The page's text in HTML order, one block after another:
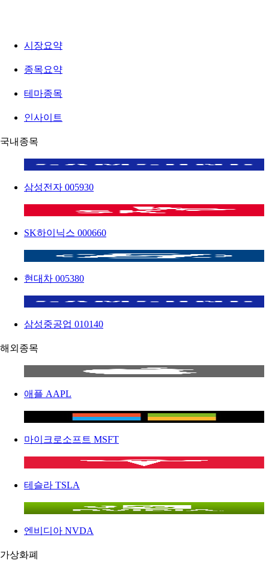
시장요약
종목요약
테마종목
인사이트
국내종목
삼성전자 005930
SK하이닉스 000660
현대차 005380
삼성중공업 010140
해외종목
애플 AAPL
마이크로소프트 MSFT
테슬라 TSLA
엔비디아 NVDA
가상화폐